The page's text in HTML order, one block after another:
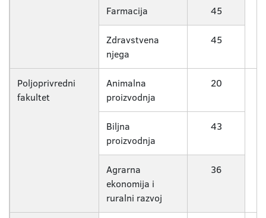
Farmacija 45
Zdravstvena
njega
45
Poljoprivredni
fakultet
Animalna
proizvodnja
20
Biljna
proizvodnja
43
Agrarna
ekonomija i
ruralni razvoj
36